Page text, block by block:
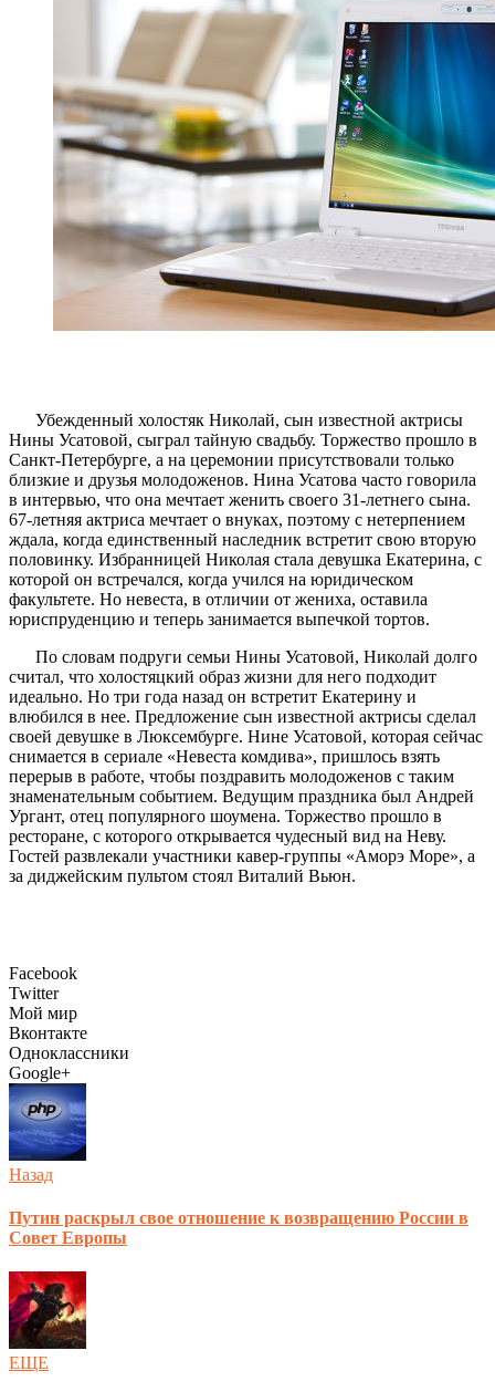
Убежденный холостяк Николай, сын известной актрисы
Нины Усатовой, сыграл тайную свадьбу. Торжество прошло в
Санкт-Петербурге, а на церемонии присутствовали только
близкие и друзья молодоженов. Нина Усатова часто говорила
в интервью, что она мечтает женить своего 31-летнего сына.
67-летняя актриса мечтает о внуках, поэтому с нетерпением
ждала, когда единственный наследник встретит свою вторую
половинку. Избранницей Николая стала девушка Екатерина, с
которой он встречался, когда учился на юридическом
факультете. Но невеста, в отличии от жениха, оставила
юриспруденцию и теперь занимается выпечкой тортов.
По словам подруги семьи Нины Усатовой, Николай долго
считал, что холостяцкий образ жизни для него подходит
идеально. Но три года назад он встретит Екатерину и
влюбился в нее. Предложение сын известной актрисы сделал
своей девушке в Люксембурге. Нине Усатовой, которая сейчас
снимается в сериале «Невеста комдива», пришлось взять
перерыв в работе, чтобы поздравить молодоженов с таким
знаменательным событием. Ведущим праздника был Андрей
Ургант, отец популярного шоумена. Торжество прошло в
ресторане, с которого открывается чудесный вид на Неву.
Гостей развлекали участники кавер-группы «Аморэ Море», а
за диджейским пультом стоял Виталий Вьюн.
Facebook
Twitter
Мой мир
Вконтакте
Одноклассники
Google+
Назад
Путин раскрыл свое отношение к возвращению России в
Совет Европы
ЕЩЕ